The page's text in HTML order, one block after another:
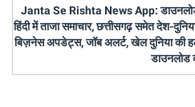
Janta Se Rishta News App: डाउनलोड
हिंदी में ताजा समाचार, छत्तीसगढ़ समेत देश-
बिज़नेस अपडेट्स, जॉब अलर्ट, खेल दुनिया की
डाउनलोड